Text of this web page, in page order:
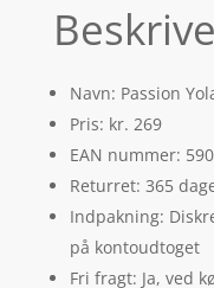
Navn: Passion
Pris: kr. 269
EAN nummer:
Returret: 365
Indpakning:
på kontoudtoget
Fri fragt: Ja, ved